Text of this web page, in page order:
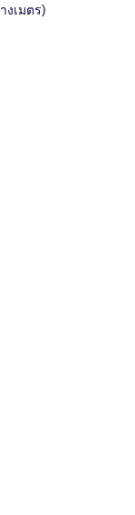
งเมตร)